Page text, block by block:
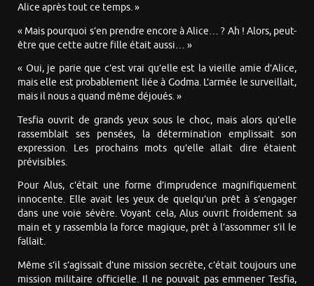
Alice après tout ce temps. »
« Mais pourquoi s’en prendre encore à Alice… ? Ah ! Alors, peut-
être que cette autre fille était aussi… »
« Oui, je parie que c’est vrai qu’elle est la vieille amie d’Alice,
mais elle est probablement liée à Godma. L’armée le surveillait,
mais il nous a quand même déjoués. »
Tesfia ouvrit de grands yeux sous le choc, mais alors qu’elle
rassemblait ses pensées, la détermination emplissait son
expression. Les prochains mots qu’elle allait dire étaient
prévisibles.
Pour Alus, c’était une forme d’imprudence magnifiquement
innocente. Elle avait les yeux de quelqu’un prêt à s’engager
dans une voie sévère. Voyant cela, Alus ouvrit froidement sa
main et y rassembla la force magique, prêt à l’assommer s’il le
fallait.
Même s’il s’agissait d’une mission secrète, c’était toujours une
mission militaire officielle. Il ne pouvait pas emmener Tesfia,